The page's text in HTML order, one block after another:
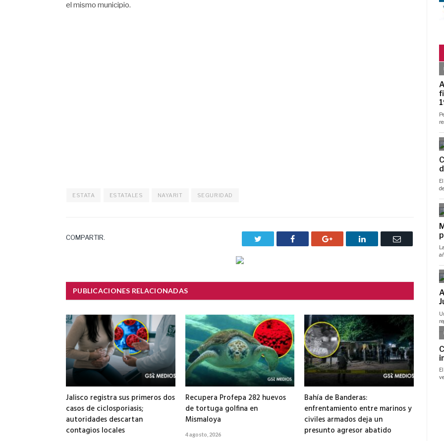
el mismo municipio.
ESTATA ESTATALES NAYARIT SEGURIDAD
COMPARTIR. Facebook Google+ LinkedIn
Correo
PUBLICACIONES RELACIONADAS
Jalisco registra sus primeros dos
casos de ciclosporiasis;
autoridades descartan
contagios locales
Recupera Profepa 282 huevos
de tortuga golfina en
Mismaloya
4 agosto, 2026
Bahía de Banderas:
enfrentamiento entre marinos y
civiles armados deja un
presunto agresor abatido